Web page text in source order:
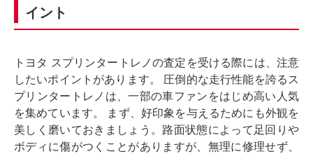
イント
トヨタ スプリンタートレノの査定を受ける際には、注意
したいポイントがあります。 圧倒的な走行性能を誇るス
プリンタートレノは、一部の車ファンをはじめ高い人気
を集めています。 まず、好印象を与えるためにも外観を
美しく磨いておきましょう。路面状態によって足回りや
ボディに傷がつくことがありますが、無理に修理せず、